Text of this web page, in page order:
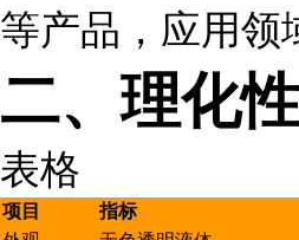
等产品，应用领
二、理化
表格
项目 指标